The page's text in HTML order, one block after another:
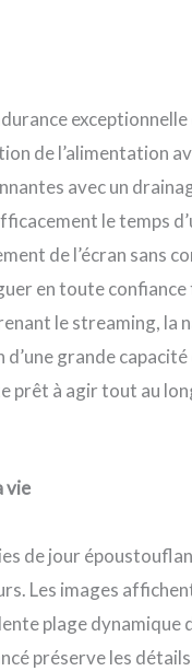
exceptionnelle
de l’alimentation
avec un
le temps
de l’écran sans
en toute
le streaming, la
grande
prêt à agir tout au
vie
de jour
Les images
plage dynamique
préserve les